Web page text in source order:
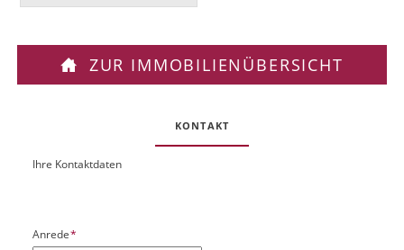
ZUR IMMOBILIENÜBERSICHT
KONTAKT
O
k
UIhre Kontaktdaten
P
Anrede*